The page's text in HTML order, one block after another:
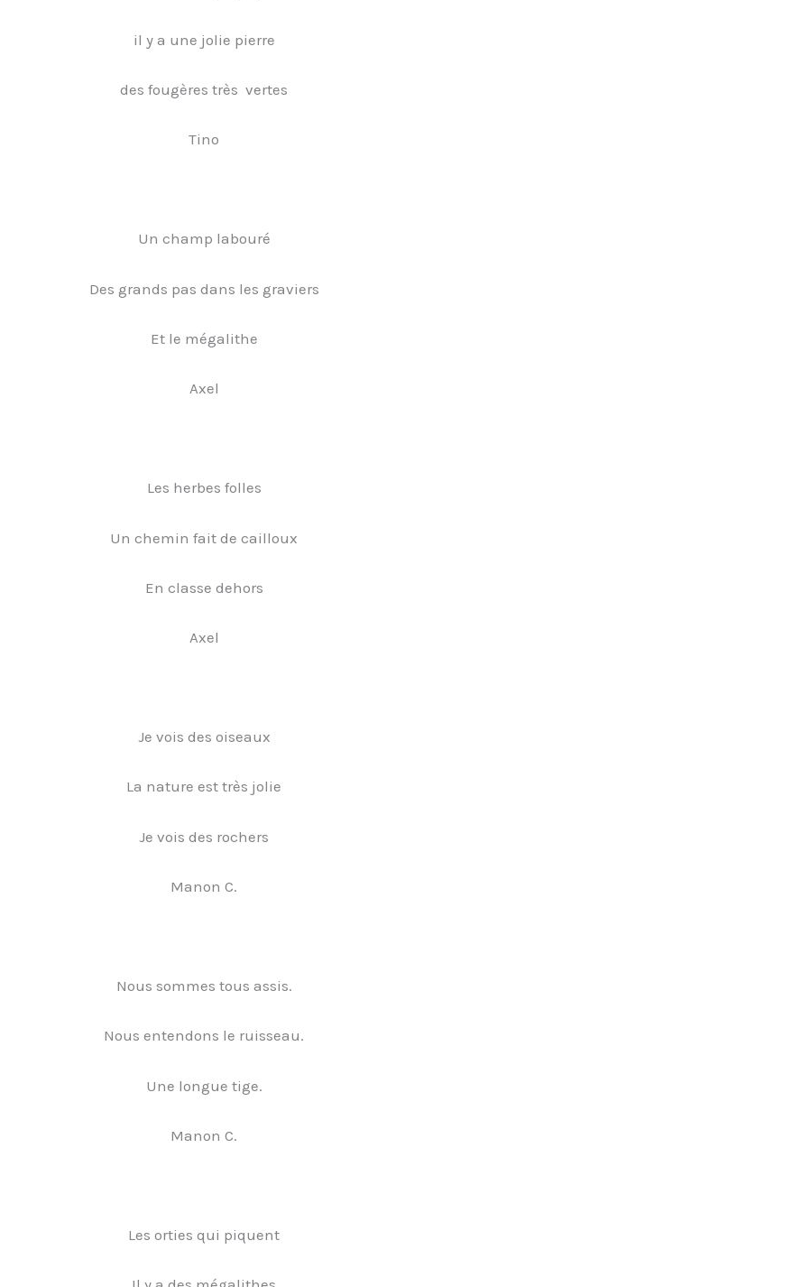
il y a une jolie pierre
des fougères très vertes
Tino
Un champ labouré
Des grands pas dans les graviers
Et le mégalithe
Axel
Les herbes folles
Un chemin fait de cailloux
En classe dehors
Axel
Je vois des oiseaux
La nature est très jolie
Je vois des rochers
Manon C.
Nous sommes tous assis.
Nous entendons le ruisseau.
Une longue tige.
Manon C.
Les orties qui piquent